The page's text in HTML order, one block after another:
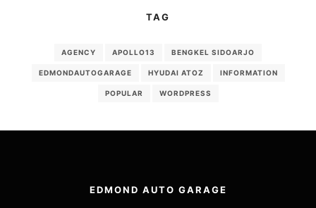
TAG
AGENCY APOLLO13 BENGKEL SIDOARJO
EDMONDAUTOGARAGE HYUDAI ATOZ INFORMATION
POPULAR WORDPRESS
EDMOND AUTO GARAGE